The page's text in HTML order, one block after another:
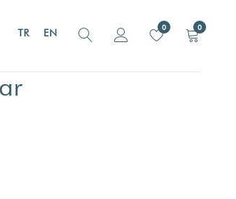
0
0
TR EN